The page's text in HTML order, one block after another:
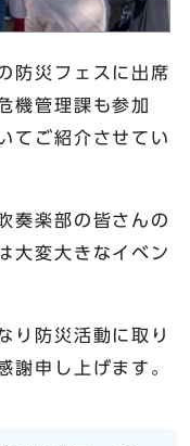
防災フェスに出席
機管理課も参加
てご紹介させてい
奏楽部の皆さんの
大変大きなイベン
り防災活動に取り
謝申し上げます。